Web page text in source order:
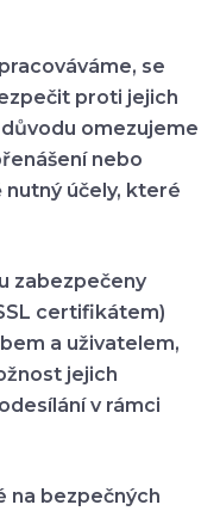
se
proti jejich
omezujeme
nebo
účely, které
zabezpečeny
certifikátem)
a uživatelem,
jejich
v rámci
na bezpečných